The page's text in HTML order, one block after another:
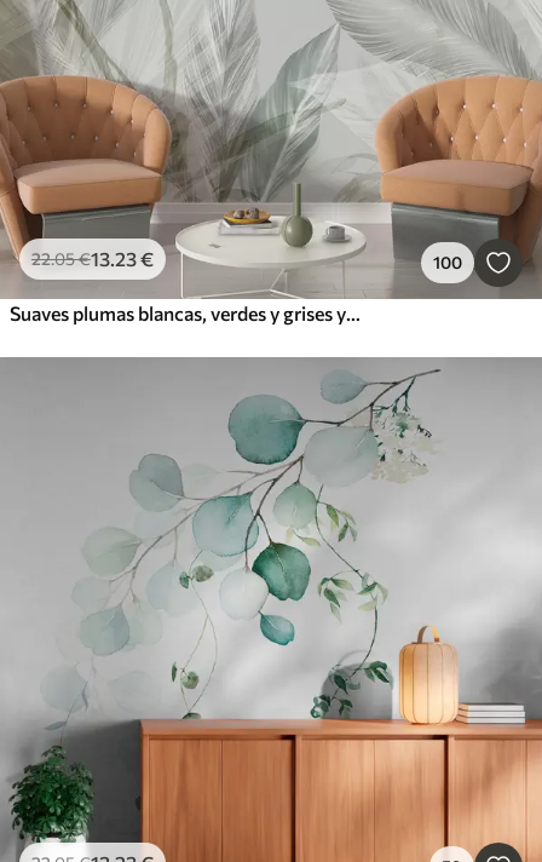
22.05€13.23€ 100
Suaves plumas blancas, verdes y grises y hojas tropicales flotando sobre un fondo claro